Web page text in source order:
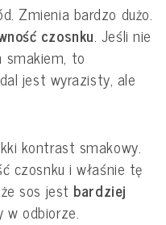
Zmienia bardzo dużo.
czosnku. Jeśli nie
smakiem, to
jest wyrazisty, ale
kontrast smakowy.
czosnku i właśnie tę
sos jest bardziej
w odbiorze.